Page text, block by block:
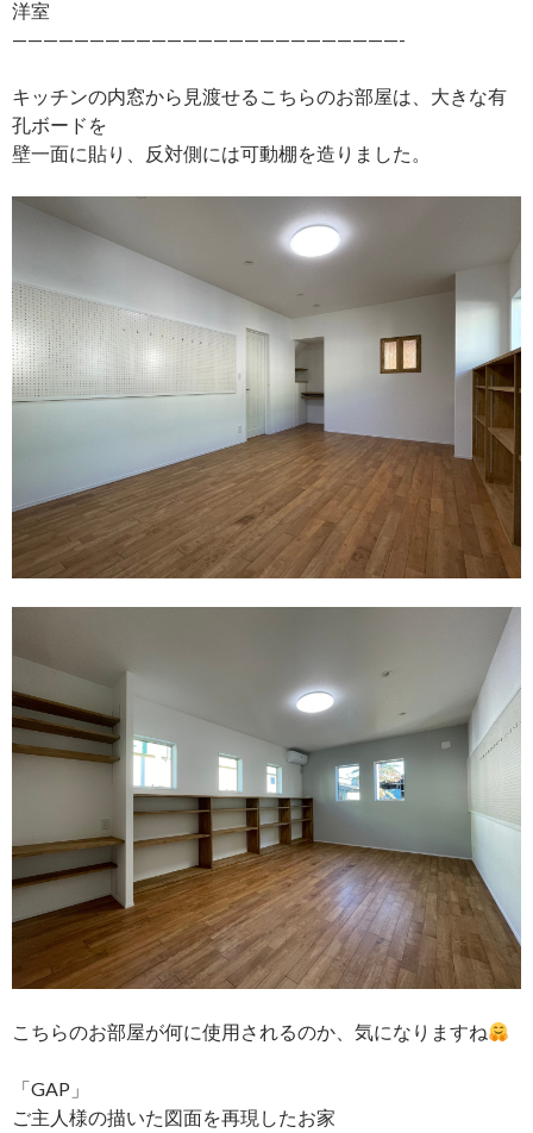
洋室
—————————————————————————-
キッチンの内窓から見渡せるこちらのお部屋は、大きな有
孔ボードを
壁一面に貼り、反対側には可動棚を造りました。
こちらのお部屋が何に使用されるのか、気になりますね
「GAP」
ご主人様の描いた図面を再現したお家